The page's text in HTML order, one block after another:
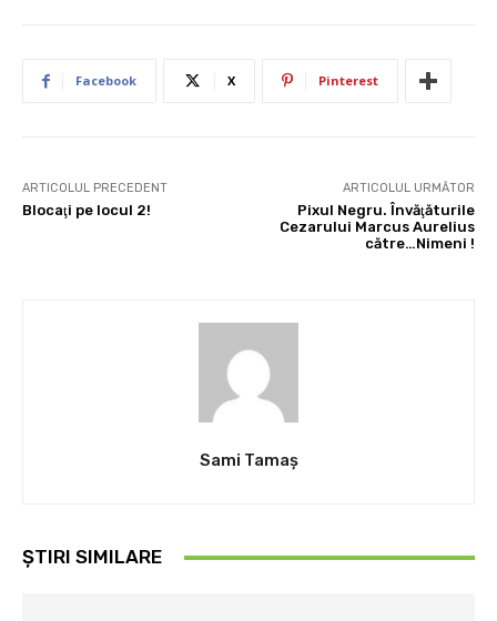
Facebook X Pinterest
ARTICOLUL PRECEDENT
Blocaţi pe locul 2!
ARTICOLUL URMĂTOR
Pixul Negru. Învăţăturile
Cezarului Marcus Aurelius
către…Nimeni !
Sami Tamaş
ȘTIRI SIMILARE